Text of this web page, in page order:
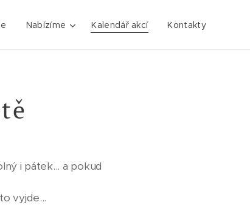
Nabízíme Kalendář akcí Kontakty
i pátek... a pokud
vyjde...